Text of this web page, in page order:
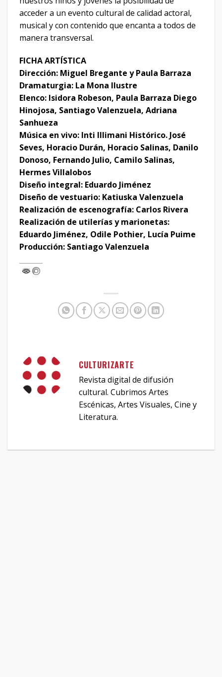
acceder a un evento cultural de calidad actoral,
musical y con contenido que encanta a todos de
manera transversal.
FICHA ARTÍSTICA
Dirección: Miguel Bregante y Paula Barraza
Dramaturgia: La Mona Ilustre
Elenco: Isidora Robeson, Paula Barraza Diego
Hinojosa, Santiago Valenzuela, Adriana
Sanhueza
Música en vivo: Inti Illimani Histórico. José
Seves, Horacio Durán, Horacio Salinas, Danilo
Donoso, Fernando Julio, Camilo Salinas,
Hermes Villalobos
Diseño integral: Eduardo Jiménez
Diseño de vestuario: Katiuska Valenzuela
Realización de escenografía: Carlos Rivera
Realización de utilerías y marionetas:
Eduardo Jiménez, Odile Pothier, Lucía Puime
Producción: Santiago Valenzuela
CULTURIZARTE
Revista digital de difusión
cultural. Cubrimos Artes
Escénicas, Artes Visuales, Cine y
Literatura.